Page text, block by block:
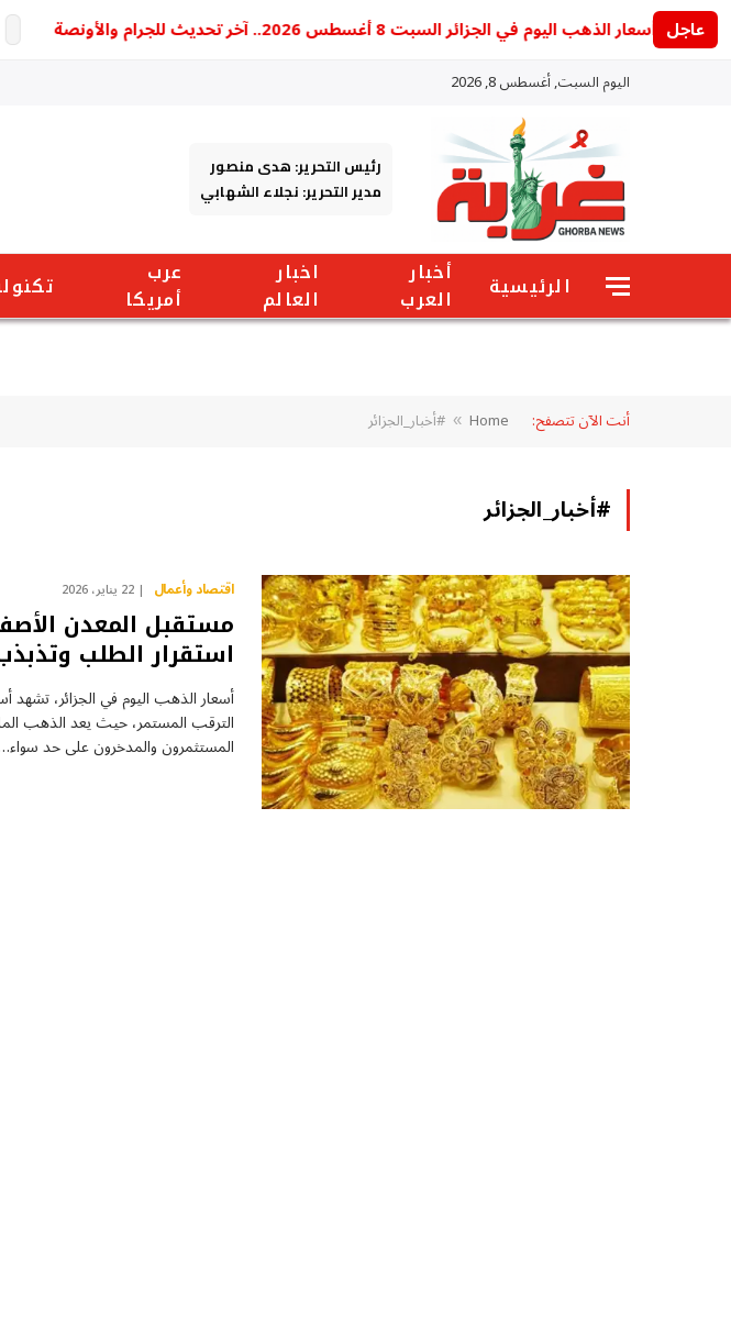
عاجلأسعار الذهب اليوم في الجزائر السبت 8 أغسطس 2026.. آخر تحديث للجرام والأونصة
اليوم السبت, أغسطس 8, 2026
رئيس التحرير: هدى منصور
مدير التحرير: نجلاء الشهابي
الرئيسية
أخبار
العرب
اخبار
العالم
عرب
أمريكا
أنت الآن تتصفح: Home
» #أخبار_الجزائر
#أخبار_الجزائر
اقتصاد وأعمال 22 يناير، 2026
مستقبل المعدن
استقرار الطلب
أسعار الذهب اليوم في الجزائر،
الترقب المستمر، حيث يعد الذهب
المستثمرون والمدخرون على حد